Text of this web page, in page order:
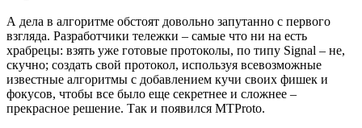
А дела в алгоритме обстоят довольно запутанно с первого
взгляда. Разработчики тележки – самые что ни на есть
храбрецы: взять уже готовые протоколы, по типу Signal – не,
скучно; создать свой протокол, используя всевозможные
известные алгоритмы с добавлением кучи своих фишек и
фокусов, чтобы все было еще секретнее и сложнее –
прекрасное решение. Так и появился MTProto.